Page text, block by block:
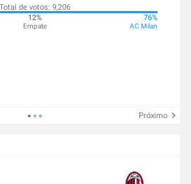
Total de votos: 9,206
12%
Empate
76%
AC Milan
Próximo